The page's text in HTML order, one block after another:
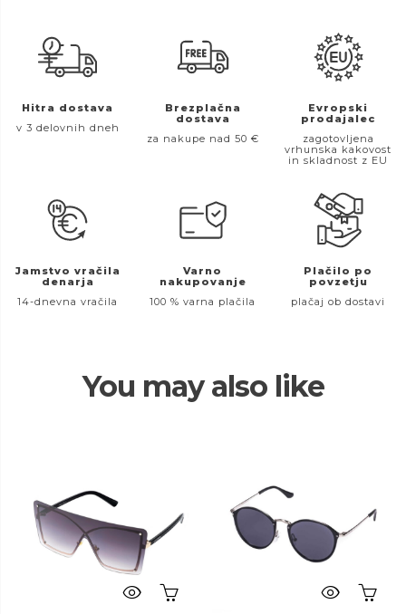
Hitra dostava
v 3 delovnih dneh
Brezplačna
dostava
za nakupe nad 50 €
Evropski
prodajalec
zagotovljena
vrhunska kakovost
in skladnost z EU
Jamstvo vračila
denarja
14-dnevna vračila
Varno
nakupovanje
100 % varna plačila
Plačilo po
povzetju
plačaj ob dostavi
You may also like